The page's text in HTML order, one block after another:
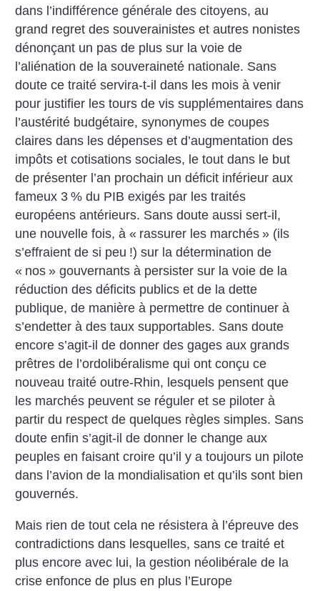
dans l’indifférence générale des citoyens, au
grand regret des souverainistes et autres nonistes
dénonçant un pas de plus sur la voie de
l’aliénation de la souveraineté nationale. Sans
doute ce traité servira-t-il dans les mois à venir
pour justifier les tours de vis supplémentaires dans
l’austérité budgétaire, synonymes de coupes
claires dans les dépenses et d’augmentation des
impôts et cotisations sociales, le tout dans le but
de présenter l’an prochain un déficit inférieur aux
fameux 3 % du PIB exigés par les traités
européens antérieurs. Sans doute aussi sert-il,
une nouvelle fois, à « rassurer les marchés » (ils
s’effraient de si peu !) sur la détermination de
« nos » gouvernants à persister sur la voie de la
réduction des déficits publics et de la dette
publique, de manière à permettre de continuer à
s’endetter à des taux supportables. Sans doute
encore s’agit-il de donner des gages aux grands
prêtres de l’ordolibéralisme qui ont conçu ce
nouveau traité outre-Rhin, lesquels pensent que
les marchés peuvent se réguler et se piloter à
partir du respect de quelques règles simples. Sans
doute enfin s’agit-il de donner le change aux
peuples en faisant croire qu’il y a toujours un pilote
dans l’avion de la mondialisation et qu’ils sont bien
gouvernés.
Mais rien de tout cela ne résistera à l’épreuve des
contradictions dans lesquelles, sans ce traité et
plus encore avec lui, la gestion néolibérale de la
crise enfonce de plus en plus l’Europe